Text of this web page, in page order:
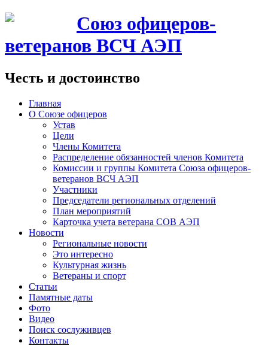
Союз офицеров-
ветеранов ВСЧ АЭП
Честь и достоинство
Главная
О Союзе офицеров
Устав
Цели
Члены Комитета
Распределение обязанностей членов Комитета
Комиссии и группы Комитета Союза офицеров-
ветеранов ВСЧ АЭП
Участники
Председатели региональных отделений
План мероприятий
Карточка учета ветерана CОВ АЭП
Новости
Региональные новости
Это интересно
Культурная жизнь
Ветераны и спорт
Статьи
Памятные даты
Фото
Видео
Поиск сослуживцев
Контакты